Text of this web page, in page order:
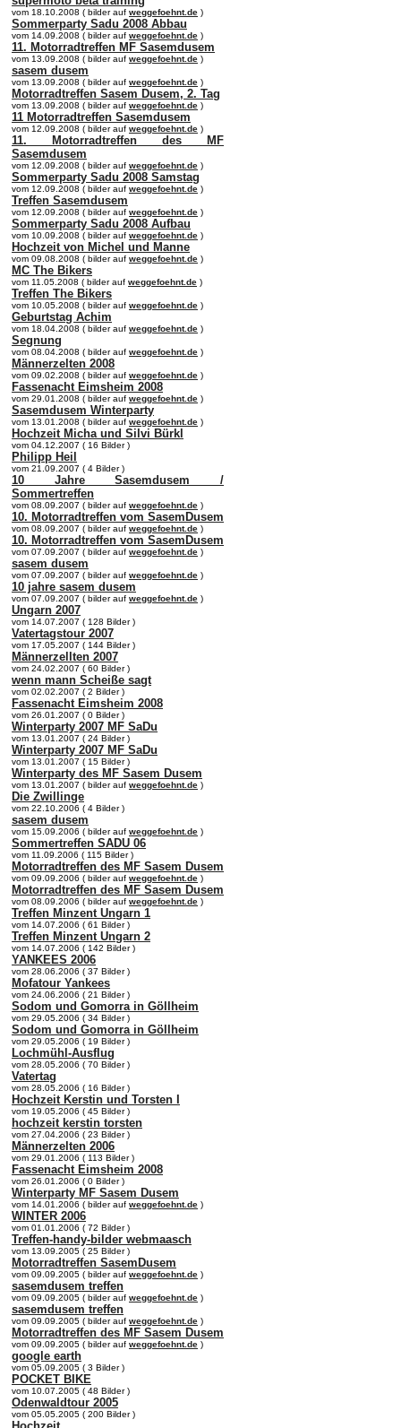
vom 18.10.2008 ( bilder auf weggefoehnt.de )
Sommerparty Sadu 2008 Abbau
vom 14.09.2008 ( bilder auf weggefoehnt.de )
11. Motorradtreffen MF Sasemdusem
vom 13.09.2008 ( bilder auf weggefoehnt.de )
sasem dusem
vom 13.09.2008 ( bilder auf weggefoehnt.de )
Motorradtreffen Sasem Dusem, 2. Tag
vom 13.09.2008 ( bilder auf weggefoehnt.de )
11 Motorradtreffen Sasemdusem
vom 12.09.2008 ( bilder auf weggefoehnt.de )
11. Motorradtreffen des MF
Sasemdusem
vom 12.09.2008 ( bilder auf weggefoehnt.de )
Sommerparty Sadu 2008 Samstag
vom 12.09.2008 ( bilder auf weggefoehnt.de )
Treffen Sasemdusem
vom 12.09.2008 ( bilder auf weggefoehnt.de )
Sommerparty Sadu 2008 Aufbau
vom 10.09.2008 ( bilder auf weggefoehnt.de )
Hochzeit von Michel und Manne
vom 09.08.2008 ( bilder auf weggefoehnt.de )
MC The Bikers
vom 11.05.2008 ( bilder auf weggefoehnt.de )
Treffen The Bikers
vom 10.05.2008 ( bilder auf weggefoehnt.de )
Geburtstag Achim
vom 18.04.2008 ( bilder auf weggefoehnt.de )
Segnung
vom 08.04.2008 ( bilder auf weggefoehnt.de )
Männerzelten 2008
vom 09.02.2008 ( bilder auf weggefoehnt.de )
Fassenacht Eimsheim 2008
vom 29.01.2008 ( bilder auf weggefoehnt.de )
Sasemdusem Winterparty
vom 13.01.2008 ( bilder auf weggefoehnt.de )
Hochzeit Micha und Silvi Bürkl
vom 04.12.2007 ( 16 Bilder )
Philipp Heil
vom 21.09.2007 ( 4 Bilder )
10 Jahre Sasemdusem /
Sommertreffen
vom 08.09.2007 ( bilder auf weggefoehnt.de )
10. Motorradtreffen vom SasemDusem
vom 08.09.2007 ( bilder auf weggefoehnt.de )
10. Motorradtreffen vom SasemDusem
vom 07.09.2007 ( bilder auf weggefoehnt.de )
sasem dusem
vom 07.09.2007 ( bilder auf weggefoehnt.de )
10 jahre sasem dusem
vom 07.09.2007 ( bilder auf weggefoehnt.de )
Ungarn 2007
vom 14.07.2007 ( 128 Bilder )
Vatertagstour 2007
vom 17.05.2007 ( 144 Bilder )
Männerzellten 2007
vom 24.02.2007 ( 60 Bilder )
wenn mann Scheiße sagt
vom 02.02.2007 ( 2 Bilder )
Fassenacht Eimsheim 2008
vom 26.01.2007 ( 0 Bilder )
Winterparty 2007 MF SaDu
vom 13.01.2007 ( 24 Bilder )
Winterparty 2007 MF SaDu
vom 13.01.2007 ( 15 Bilder )
Winterparty des MF Sasem Dusem
vom 13.01.2007 ( bilder auf weggefoehnt.de )
Die Zwillinge
vom 22.10.2006 ( 4 Bilder )
sasem dusem
vom 15.09.2006 ( bilder auf weggefoehnt.de )
Sommertreffen SADU 06
vom 11.09.2006 ( 115 Bilder )
Motorradtreffen des MF Sasem Dusem
vom 09.09.2006 ( bilder auf weggefoehnt.de )
Motorradtreffen des MF Sasem Dusem
vom 08.09.2006 ( bilder auf weggefoehnt.de )
Treffen Minzent Ungarn 1
vom 14.07.2006 ( 61 Bilder )
Treffen Minzent Ungarn 2
vom 14.07.2006 ( 142 Bilder )
YANKEES 2006
vom 28.06.2006 ( 37 Bilder )
Mofatour Yankees
vom 24.06.2006 ( 21 Bilder )
Sodom und Gomorra in Göllheim
vom 29.05.2006 ( 34 Bilder )
Sodom und Gomorra in Göllheim
vom 29.05.2006 ( 19 Bilder )
Lochmühl-Ausflug
vom 28.05.2006 ( 70 Bilder )
Vatertag
vom 28.05.2006 ( 16 Bilder )
Hochzeit Kerstin und Torsten I
vom 19.05.2006 ( 45 Bilder )
hochzeit kerstin torsten
vom 27.04.2006 ( 23 Bilder )
Männerzelten 2006
vom 29.01.2006 ( 113 Bilder )
Fassenacht Eimsheim 2008
vom 26.01.2006 ( 0 Bilder )
Winterparty MF Sasem Dusem
vom 14.01.2006 ( bilder auf weggefoehnt.de )
WINTER 2006
vom 01.01.2006 ( 72 Bilder )
Treffen-handy-bilder webmaasch
vom 13.09.2005 ( 25 Bilder )
Motorradtreffen SasemDusem
vom 09.09.2005 ( bilder auf weggefoehnt.de )
sasemdusem treffen
vom 09.09.2005 ( bilder auf weggefoehnt.de )
sasemdusem treffen
vom 09.09.2005 ( bilder auf weggefoehnt.de )
Motorradtreffen des MF Sasem Dusem
vom 09.09.2005 ( bilder auf weggefoehnt.de )
google earth
vom 05.09.2005 ( 3 Bilder )
POCKET BIKE
vom 10.07.2005 ( 48 Bilder )
Odenwaldtour 2005
vom 05.05.2005 ( 200 Bilder )